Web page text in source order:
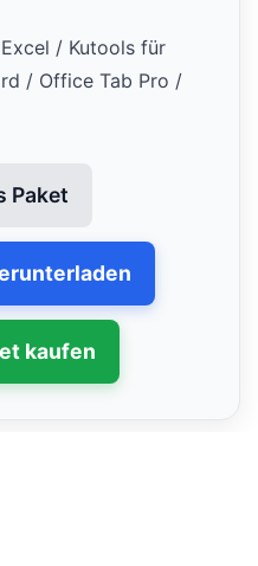
/ Kutools für
/ Office Tab Pro /
Paket
kaufen